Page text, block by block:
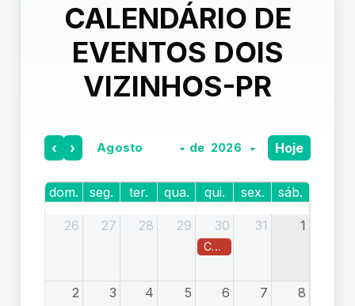
CALENDÁRIO DE
EVENTOS DOIS
VIZINHOS-PR
‹ › de Hoje
dom. seg. ter. qua. qui. sex. sáb.
26 27 28 29 30
CAFE E NEGOCIO
31 1
2 3 4 5 6 7 8